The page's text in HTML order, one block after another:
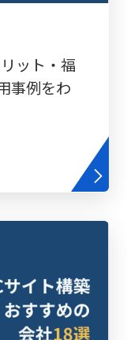
ット・福
事例をわ